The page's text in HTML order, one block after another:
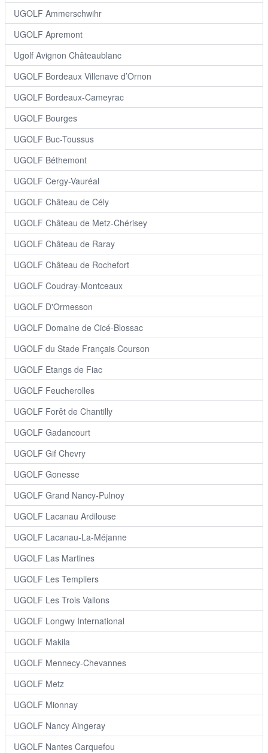
UGOLF Ammerschwihr
UGOLF Apremont
Ugolf Avignon Châteaublanc
UGOLF Bordeaux Villenave d’Ornon
UGOLF Bordeaux-Cameyrac
UGOLF Bourges
UGOLF Buc-Toussus
UGOLF Béthemont
UGOLF Cergy-Vauréal
UGOLF Château de Cély
UGOLF Château de Metz-Chérisey
UGOLF Château de Raray
UGOLF Château de Rochefort
UGOLF Coudray-Montceaux
UGOLF D'Ormesson
UGOLF Domaine de Cicé-Blossac
UGOLF du Stade Français Courson
UGOLF Etangs de Fiac
UGOLF Feucherolles
UGOLF Forêt de Chantilly
UGOLF Gadancourt
UGOLF Gif Chevry
UGOLF Gonesse
UGOLF Grand Nancy-Pulnoy
UGOLF Lacanau Ardilouse
UGOLF Lacanau-La-Méjanne
UGOLF Las Martines
UGOLF Les Templiers
UGOLF Les Trois Vallons
UGOLF Longwy International
UGOLF Makila
UGOLF Mennecy-Chevannes
UGOLF Metz
UGOLF Mionnay
UGOLF Nancy Aingeray
UGOLF Nantes Carquefou